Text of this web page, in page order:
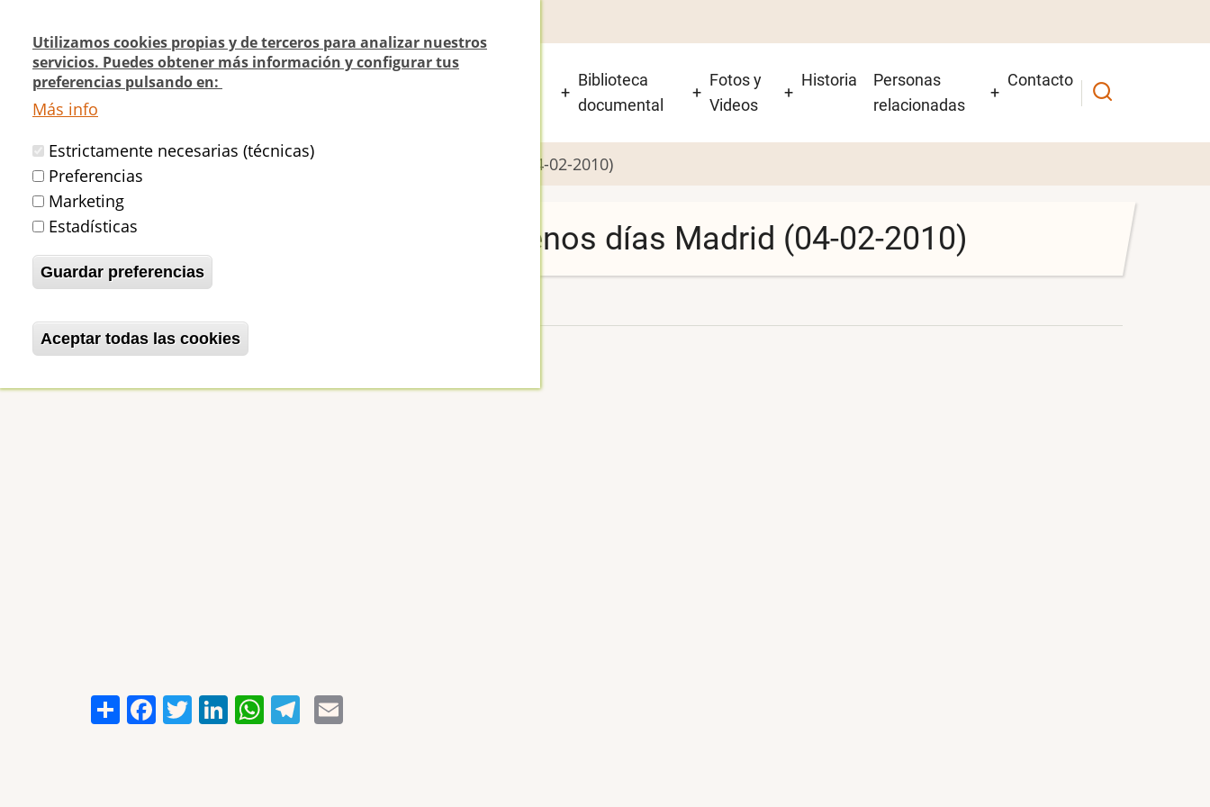
Utilizamos cookies propias y de terceros para analizar nuestros
servicios. Puedes obtener más información y configurar tus
preferencias pulsando en:
Más info
Estrictamente necesarias (técnicas)
Preferencias
Marketing
Estadísticas
Guardar preferencias
Aceptar todas las cookies
Revocar consentimiento
contenido
principal
Navegación
Actualidad
Biblioteca
documental
Fotos y
Videos
Historia
Personas
relacionadas
Contacto
Inicio Entrevista en Telemadrid - Buenos días Madrid (04-02-2010)
Entrevista en Telemadrid - Buenos días Madrid (04-02-2010)
ShareFacebook
Twitter
LinkedIn
WhatsApp
Telegram